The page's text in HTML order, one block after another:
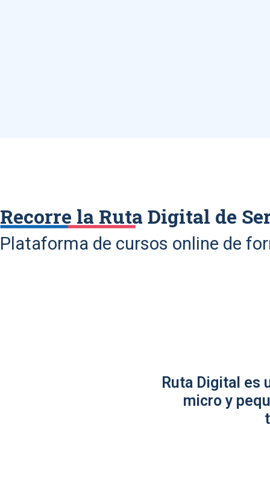
Recorre la Ruta Digital de
Plataforma de cursos online de
Ruta Digital es
micro y